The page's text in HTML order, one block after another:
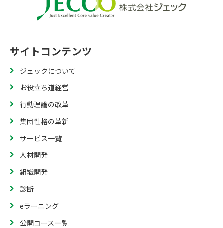
サイトコンテンツ
ジェックについて
お役立ち道経営
行動理論の改革
集団性格の革新
サービス一覧
人材開発
組織開発
診断
eラーニング
公開コース一覧